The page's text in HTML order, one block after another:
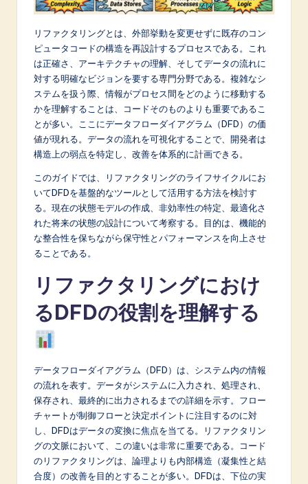
in
A
&
S
o
w
o
リファクタリングとは、外部挙動を変更せずに既存のコン
ピュータコードの構造を再設計するプロセスである。これ
は正確さ、アーキテクチャの理解、そしてデータの流れに
対する明確なビジョンを要する専門分野である。複雑なシ
ステムを扱う際、情報がプロセス間をどのように移動する
かを理解することは、コードそのものよりも重要であるこ
とが多い。ここにデータフローダイアグラム（DFD）の価
値が現れる。データの流れを可視化することで、開発者は
構造上の弱点を特定し、改善を体系的に計画できる。
このガイドでは、リファクタリングのライフサイクルにお
いてDFDを基盤的なツールとして活用する方法を検討す
る。現在の状態モデルの作成、非効率性の特定、最適化さ
れた将来の状態の設計について考察する。目的は、機能的
な整合性を保ちながら保守性とパフォーマンスを向上させ
ることである。
リファクタリングにおけ
るDFDの役割を理解する
データフローダイアグラム（DFD）は、システム内の情報
の流れを表す。データがシステムに入力され、処理され、
保存され、最終的に出力されるまでの詳細を示す。フロー
チャートが制御フローと決定ポイントに注目するのに対
し、DFDはデータの変換に焦点を当てる。リファクタリン
グの文脈において、この違いは非常に重要である。コード
のリファクタリングは、論理よりも内部構造（凝集性と結
合度）の改善を目的とすることが多い。DFDは、下位の実